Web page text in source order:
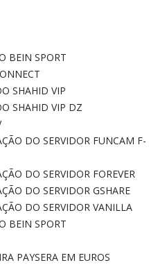
BEIN SPORT
SHAHID VIP
SHAHID VIP DZ
DO SERVIDOR FUNCAM F-
DO SERVIDOR FOREVER
DO SERVIDOR GSHARE
DO SERVIDOR VANILLA
BEIN SPORT
PAYSERA EM EUROS